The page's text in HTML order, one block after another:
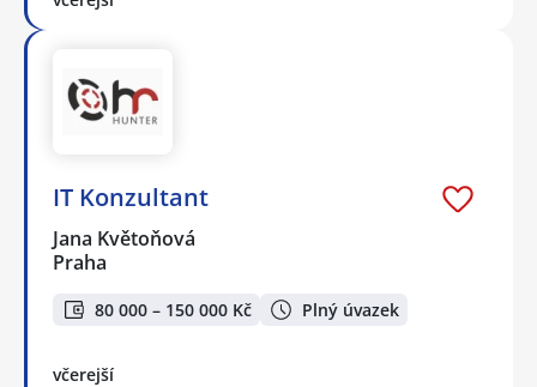
IT Konzultant
Jana Květoňová
Praha
80 000 – 150 000 Kč Plný úvazek
včerejší